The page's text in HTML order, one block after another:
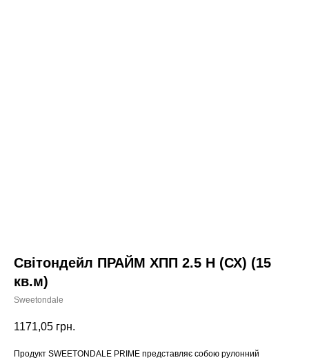
Світондейл ПРАЙМ ХПП 2.5 Н (СХ) (15
кв.м)
Sweetondale
1171,05 грн.
Продукт SWEETONDALE PRIME представляє собою рулонний